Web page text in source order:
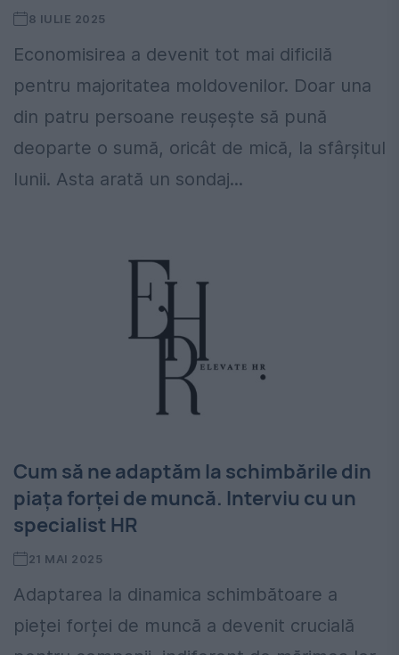
8 IULIE 2025
Economisirea a devenit tot mai dificilă
pentru majoritatea moldovenilor. Doar una
din patru persoane reușește să pună
deoparte o sumă, oricât de mică, la sfârșitul
lunii. Asta arată un sondaj...
Cum să ne adaptăm la schimbările din
piața forței de muncă. Interviu cu un
specialist HR
21 MAI 2025
Adaptarea la dinamica schimbătoare a
pieței forței de muncă a devenit crucială